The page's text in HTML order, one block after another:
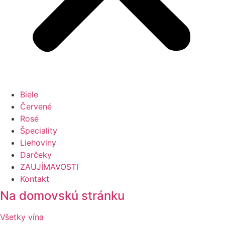
Biele
Červené
Rosé
Špeciality
Liehoviny
Darčeky
ZAUJÍMAVOSTI
Kontakt
Na domovskú stránku
Všetky vína